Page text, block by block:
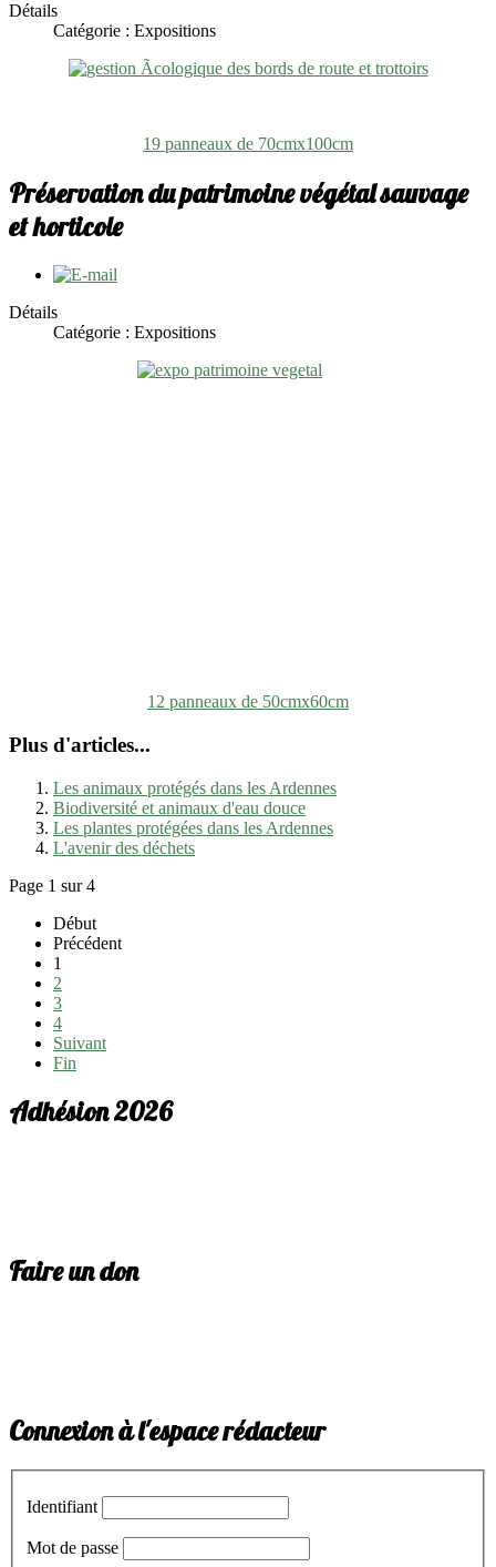
Détails
Catégorie : Expositions
19 panneaux de 70cmx100cm
Préservation du patrimoine végétal sauvage
et horticole
Détails
Catégorie : Expositions
12 panneaux de 50cmx60cm
Plus d'articles...
Les animaux protégés dans les Ardennes
Biodiversité et animaux d'eau douce
Les plantes protégées dans les Ardennes
L'avenir des déchets
Page 1 sur 4
Début
Précédent
1
2
3
4
Suivant
Fin
Adhésion 2026
Faire un don
Connexion à l'espace rédacteur
Identifiant
Mot de passe